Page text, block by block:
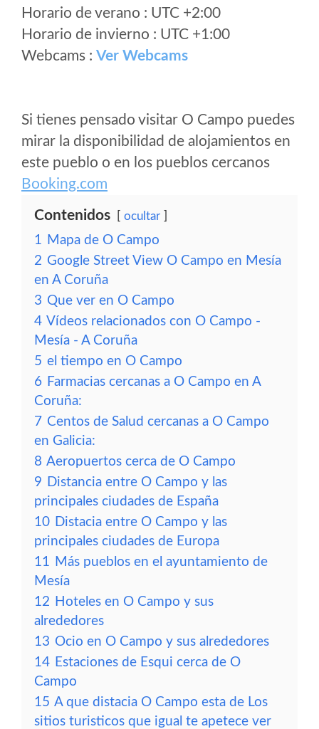
Horario de verano : UTC +2:00
Horario de invierno : UTC +1:00
Webcams : Ver Webcams
Si tienes pensado visitar O Campo puedes
mirar la disponibilidad de alojamientos en
este pueblo o en los pueblos cercanos
Booking.com
Contenidos ocultar
1 Mapa de O Campo
2 Google Street View O Campo en Mesía
en A Coruña
3 Que ver en O Campo
4 Vídeos relacionados con O Campo -
Mesía - A Coruña
5 el tiempo en O Campo
6 Farmacias cercanas a O Campo en A
Coruña:
7 Centos de Salud cercanas a O Campo
en Galicia:
8 Aeropuertos cerca de O Campo
9 Distancia entre O Campo y las
principales ciudades de España
10 Distacia entre O Campo y las
principales ciudades de Europa
11 Más pueblos en el ayuntamiento de
Mesía
12 Hoteles en O Campo y sus
alrededores
13 Ocio en O Campo y sus alrededores
14 Estaciones de Esqui cerca de O
Campo
15 A que distacia O Campo esta de Los
sitios turisticos que igual te apetece ver